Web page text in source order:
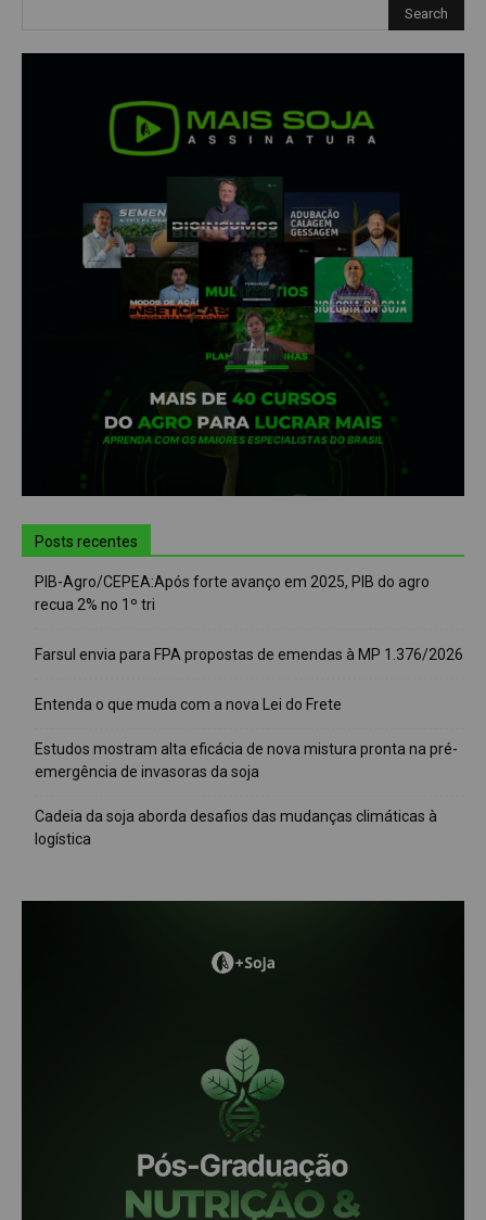
Posts recentes
PIB-Agro/CEPEA:Após forte avanço em 2025, PIB do agro
recua 2% no 1º tri
Farsul envia para FPA propostas de emendas à MP 1.376/2026
Entenda o que muda com a nova Lei do Frete
Estudos mostram alta eficácia de nova mistura pronta na pré-
emergência de invasoras da soja
Cadeia da soja aborda desafios das mudanças climáticas à
logística